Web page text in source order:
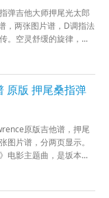
弹吉他大师押尾光太郎
，两张图片谱，D调指法
。空灵舒缓的旋律，...
版 押尾桑指弹
原版吉他谱，押尾
图片谱，分两页显示。
电影主题曲，是坂本...